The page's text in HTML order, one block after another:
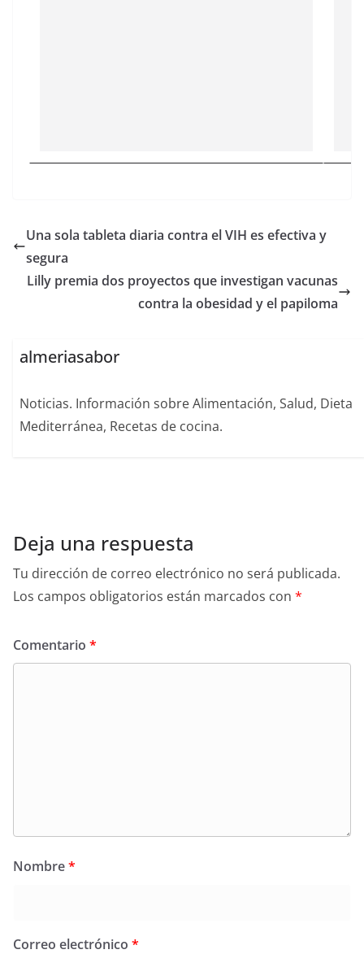
Una sola tableta diaria contra el VIH es efectiva y
segura
Lilly premia dos proyectos que investigan vacunas
contra la obesidad y el papiloma
almeriasabor
Noticias. Información sobre Alimentación, Salud, Dieta
Mediterránea, Recetas de cocina.
Deja una respuesta
Tu dirección de correo electrónico no será publicada.
Los campos obligatorios están marcados con *
Comentario *
Nombre*
Correo electrónico *